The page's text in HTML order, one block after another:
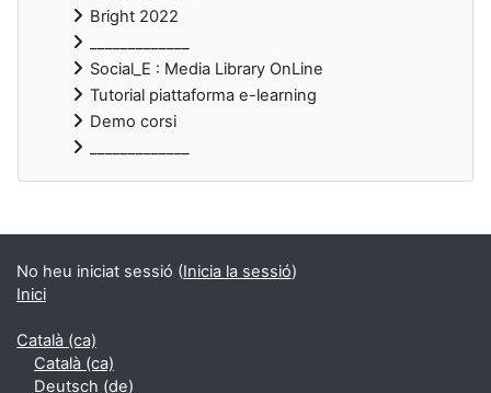
Bright 2022
Social_E : Media Library OnLine
Tutorial piattaforma e-learning
Demo corsi
Blocs suplementaris
No heu iniciat sessió (Inicia la sessió)
Inici
Català ‎(ca)‎
Català ‎(ca)‎
Deutsch ‎(de)‎